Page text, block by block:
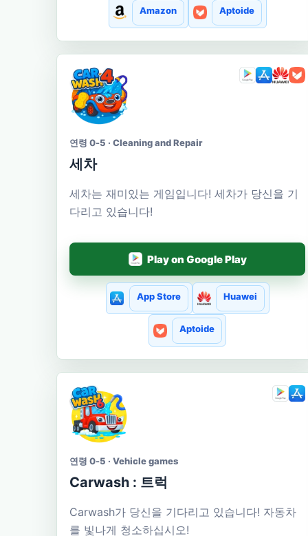
Amazon Aptoide
연령 0-5 · Cleaning and Repair
세차
세차는 재미있는 게임입니다! 세차가 당신을 기
다리고 있습니다!
Play on Google Play
App Store Huawei
Aptoide
연령 0-5 · Vehicle games
Carwash : 트럭
Carwash가 당신을 기다리고 있습니다! 자동차
를 빛나게 청소하십시오!